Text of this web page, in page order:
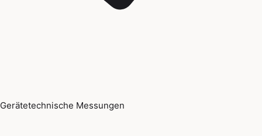
Gerätetechnische Messungen